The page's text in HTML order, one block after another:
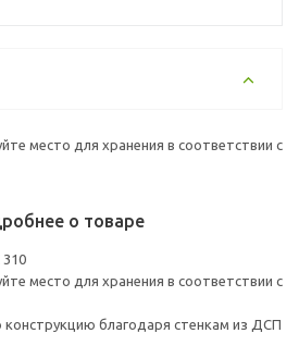
место для хранения в соответствии с
о товаре
место для хранения в соответствии с
конструкцию благодаря стенкам из ДСП